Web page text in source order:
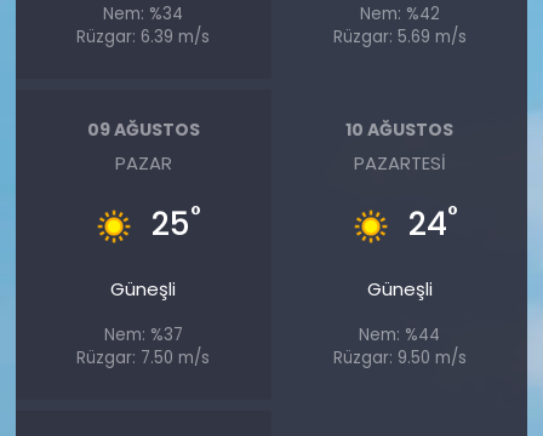
Nem: %34
Rüzgar: 6.39 m/s
Nem: %42
Rüzgar: 5.69 m/s
09 AĞUSTOS
PAZAR
25°
Güneşli
Nem: %37
Rüzgar: 7.50 m/s
10 AĞUSTOS
PAZARTESI
24°
Güneşli
Nem: %44
Rüzgar: 9.50 m/s